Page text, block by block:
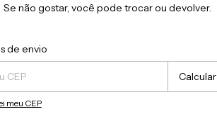
Se não gostar, você pode trocar ou devolver.
para o CEP:
de envio
Calcular
meu CEP